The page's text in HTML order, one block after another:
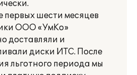
первых шести месяцев
ООО «УмКо»
доставляли и
диски ИТС. После
льготного периода мы